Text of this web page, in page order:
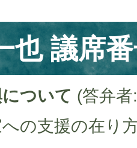
也 議席
ついて (答弁
の支援の在り